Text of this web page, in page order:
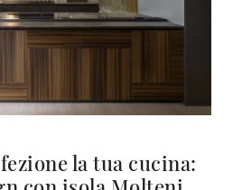
la tua cucina: